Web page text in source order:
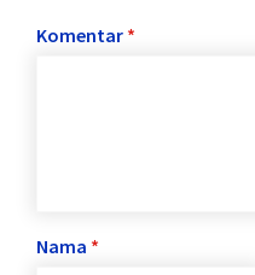
Komentar *
Nama *